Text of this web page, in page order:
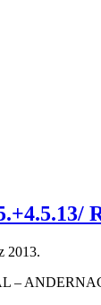
2013.
–